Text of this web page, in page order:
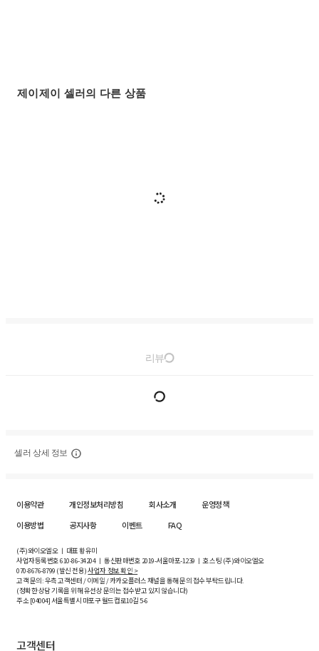
제이제이 셀러의 다른 상품
리뷰
셀러 상세 정보
이용약관 개인정보처리방침 회사소개
운영정책
이용방법
공지사항 이벤트 FAQ
(주)와이오엘오 ㅣ 대표 황유미
사업자등록번호610-86-34204ㅣ 통신판매번호 2019-서울마포-1239 ㅣ 호스팅 (주)와이오엘오
070-8676-8799 (발신 전용)사업자 정보 확인 >
고객 문의: 우측 고객센터 / 이메일 / 카카오플러스 채널을 통해 문의 접수 부탁드립니다.
(정확한 상담 기록을 위해 유선상 문의는 접수받고 있지 않습니다)
주소 [04004] 서울특별시 마포구 월드컵로10길5-6
고객센터